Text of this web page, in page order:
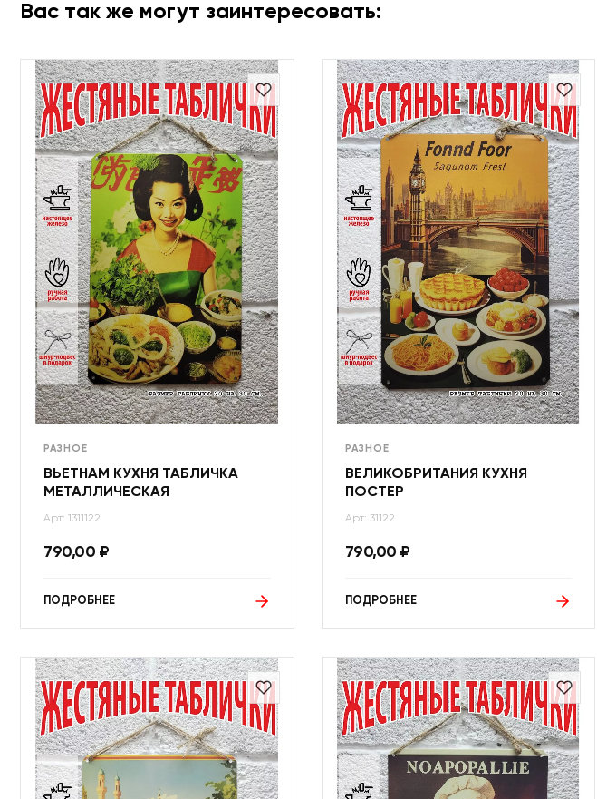
Вас так же могут заинтересовать:
РАЗНОЕ
ВЬЕТНАМ КУХНЯ ТАБЛИЧКА
МЕТАЛЛИЧЕСКАЯ
Арт: 1311122
790,00 ₽
ПОДРОБНЕЕ
РАЗНОЕ
ВЕЛИКОБРИТАНИЯ КУХНЯ
ПОСТЕР
Арт: 31122
790,00 ₽
ПОДРОБНЕЕ